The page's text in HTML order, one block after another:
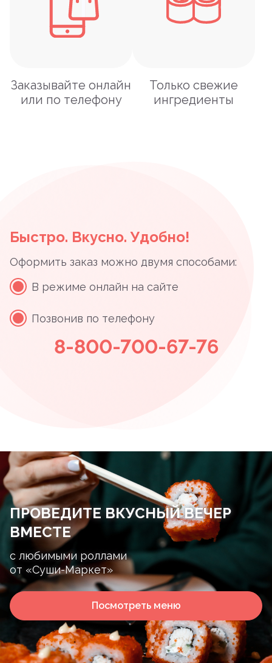
Заказывайте онлайн
или по телефону
Только свежие
ингредиенты
Быстро. Вкусно. Удобно!
Оформить заказ можно двумя способами:
В режиме онлайн на сайте
Позвонив по телефону
8-800-700-67-76
ПРОВЕДИТЕ ВКУСНЫЙ ВЕЧЕР
ВМЕСТЕ
с любимыми роллами
от «Суши-Маркет»
Посмотреть меню